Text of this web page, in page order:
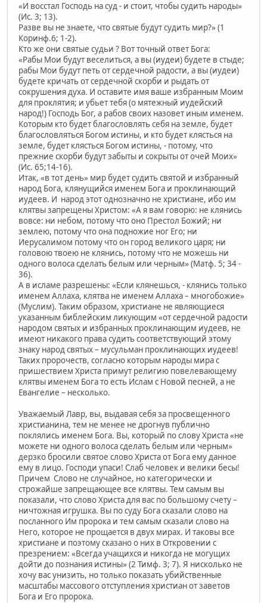
«И восстал Господь на суд - и стоит, чтобы судить народы»
(Ис. 3; 13).
Разве вы не знаете, что святые будут судить мир?» (1
Коринф.6; 1-2).
Кто же они святые судьи ? Вот точный ответ Бога:
«Рабы Мои будут веселиться, а вы (иудеи) будете в стыде;
рабы Мои будут петь от сердечной радости, а вы (иудеи)
будете кричать от сердечной скорби и рыдать от
сокрушения духа. И оставите имя ваше избранным Моим
для проклятия; и убьет тебя (о мятежный иудейский
народ!) Господь Бог, а рабов своих назовет иным именем.
Которым кто будет благословлять себя на земле, будет
благословляться Богом истины, и кто будет клясться на
земле, будет клясться Богом истины, - потому, что
прежние скорби будут забыты и сокрыты от очей Моих»
(Ис. 65;14-16).
Итак, «в тот день» мир будет судить святой и избранный
народ Бога, клянущийся именем Бога и проклинающий
иудеев. И народ этот однозначно не христиане, ибо им
клятвы запрещены Христом: «А я вам говорю: не клянись
вовсе: ни небом, потому что оно Престол Божий; ни
землею, потому что она подножие ног Его; ни
Иерусалимом потому что он город великого царя; ни
головою твоею не клянись, потому что не можешь ни
одного волоса сделать белым или черным» (Матф. 5; 34 -
36).
А в исламе разрешены: «Если клянешься, - клянись только
именем Аллаха, клятва не именем Аллаха – многобожие»
(Муслим). Таким образом, христиане не являющиеся
указанным библейским ликующим «от сердечной радости
народом святых и избранных проклинающим иудеев, не
имеют никакого права судить соответствующий этому
знаку народ святых – мусульман проклинающих иудеев!
Таких пророчеств, согласно которым народы мира с
пришествием Христа примут религию повелевающему
клятвы именем Бога то есть Ислам с Новой песней, а не
Евангелие – несколько.
Уважаемый Лавр, вы, выдавая себя за просвещенного
христианина, тем не менее не дрогнув публично
поклялись именем Бога. Вы, который по слову Христа «не
можете ни одного волоса сделать белым или черным»
дерзко бросили святое слово Христа от Бога ему данное
ему в лицо. Господи упаси! Слаб человек и велики бесы!
Причем Слово не случайное, но категорически и
строжайше запрещающее все клятвы. Тем самым вы
показали, что слово Христа для вас по большому счету –
ничтожная игрушка. Вы по суду Бога сказали слово на
посланного Им пророка и тем самым сказали слово на
Него, которое не прощается в двух мирах. И таковы все
христиане и поэтому сказано о них в Откровении с
презрением: «Всегда учащихся и никогда не могущих
дойти до познания истины» (2 Тимф. 3; 7). Я нисколько не
хочу вас унизить, но только показать убийственные
масштабы массового отступления христиан от заветов
Бога и Его пророка.